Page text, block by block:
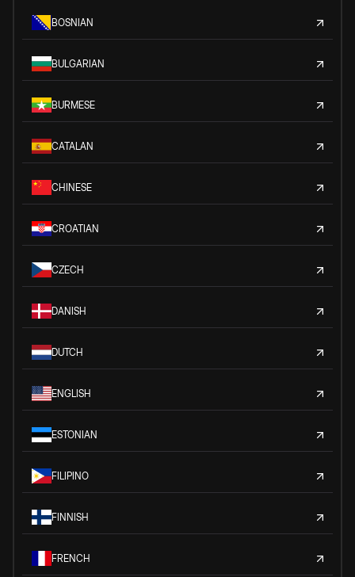
BOSNIAN
BULGARIAN
BURMESE
CATALAN
CHINESE
CROATIAN
CZECH
DANISH
DUTCH
ENGLISH
ESTONIAN
FILIPINO
FINNISH
FRENCH